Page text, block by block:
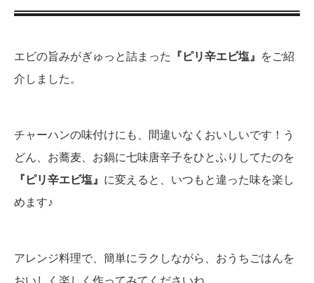
エビの旨みがぎゅっと詰まった 『ピリ辛エビ塩』
をご紹
介しました。
チャーハンの味付けにも、間違いなくおいしいです！う
どん、お蕎麦、お鍋に七味唐辛子をひとふりしてたのを
『ピリ辛エビ塩』 に変えると、いつもと違った味を楽し
めます♪
アレンジ料理で、簡単にラクしながら、おうちごはんを
おいしく楽しく作ってみてくださいね。